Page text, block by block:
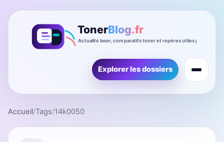
Explorer les dossiers
Accueil/Tags/14k0050